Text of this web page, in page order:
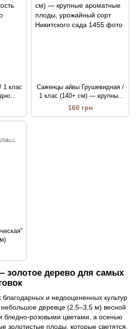
1 клас
до
Саженцы айвы Грушевидная /
1 клас (140+ см) — крупные
ароматные плоды, урожайный
сорт Никитского сада
160 грн
дерево для самых
и недооцененных культур
небольшое деревце (2,5–3,5 м) весной
бледно-розовыми цветами, а осенью
золотистые плоды, которые светятся,